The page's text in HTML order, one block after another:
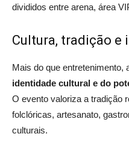
divididos entre arena, área
Cultura, tradição e
Mais do que entretenimento,
identidade cultural e do
O evento valoriza a tradição
folclóricas, artesanato,
culturais.